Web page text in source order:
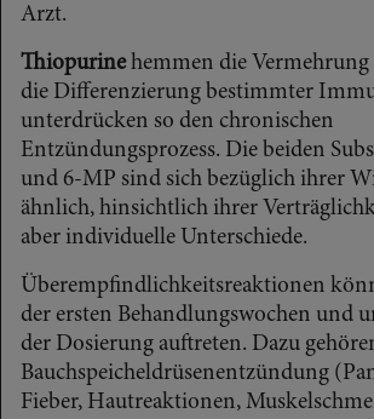
Arzt.
Thiopurinehemmen die
die Differenzierung bestimmter
unterdrücken so den chronischen
Entzündungsprozess. Die beiden
und 6-MP sind sich bezüglich ihrer
ähnlich, hinsichtlich ihrer
aber individuelle Unterschiede.
Überempfindlichkeitsreaktionen
der ersten Behandlungswochen und
der Dosierung auftreten. Dazu
Bauchspeicheldrüsenentzündung
Fieber, Hautreaktionen,